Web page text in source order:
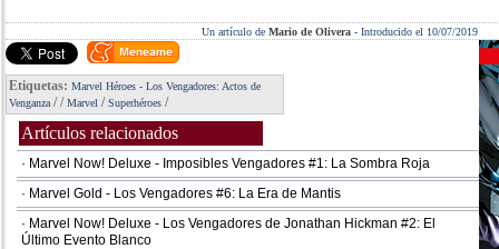
Un artículo de Mario de Olivera - Introducido el 10/07/2019
Etiquetas: Marvel Héroes - Los Vengadores: Actos de
Venganza //Marvel /Superhéroes /
Artículos relacionados
· Marvel Now! Deluxe - Imposibles Vengadores #1: La Sombra Roja
· Marvel Gold - Los Vengadores #6: La Era de Mantis
· Marvel Now! Deluxe - Los Vengadores de Jonathan Hickman #2: El
Último Evento Blanco